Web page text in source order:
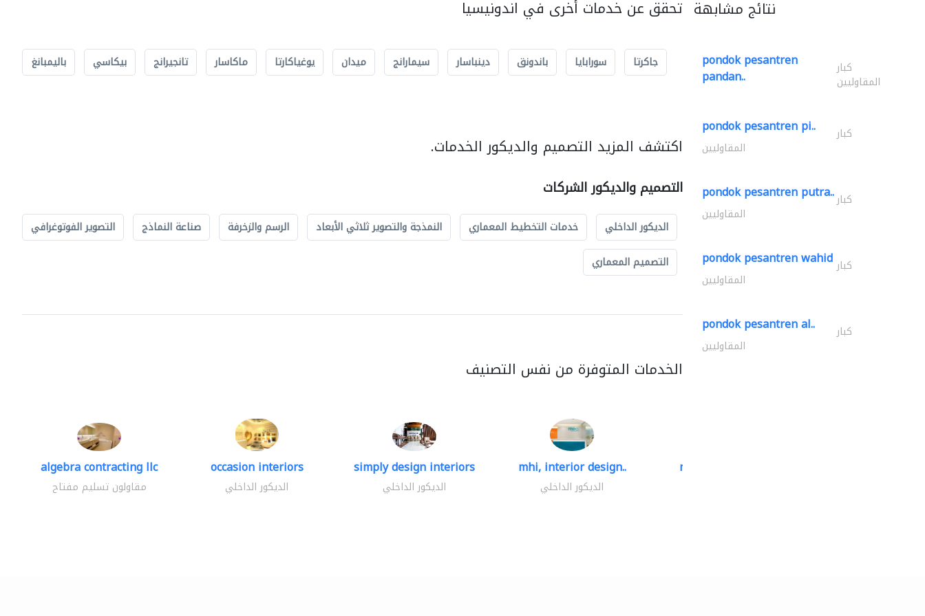
تحقق عن خدمات أخرى في اندونيسيا
جاكرتا سورابايا باندونق دينباسار سيمارانج ميدان يوغياكارتا ماكاسار تانجيرانج بيكاسي باليمبانغ
اكتشف المزيد التصميم والديكور الخدمات.
التصميم والديكور الشركات
الديكور الداخلي خدمات التخطيط المعماري النمذجة والتصوير ثلاثي الأبعاد الرسم والزخرفة صناعة النماذج
التصوير الفوتوغرافي
التصميم المعماري
الخدمات المتوفرة من نفس التصنيف
algebra contracting llc
مقاولون تسليم مفتاح
occasion interiors
الديكور الداخلي
simply design interiors
الديكور الداخلي
mhi, interior design..
الديكور الداخلي
neo space interiors
نتائج مشابهة
pondok pesantren
pandan.. كبار
المقاوليين
pondok pesantren pi.. كبار
المقاوليين
pondok pesantren putra..كبار
المقاوليين
pondok pesantren wahid كبار
المقاوليين
pondok pesantren al.. كبار
المقاوليين